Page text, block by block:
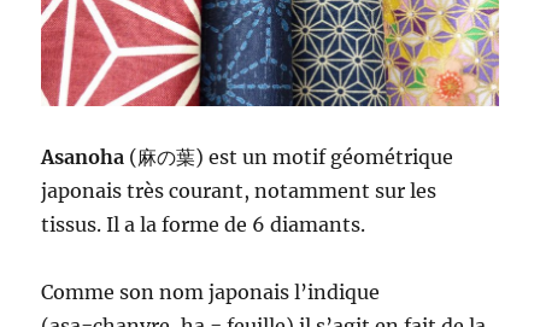
Asanoha (麻の葉) est un motif géométrique
japonais très courant, notamment sur les
tissus. Il a la forme de 6 diamants.
Comme son nom japonais l’indique